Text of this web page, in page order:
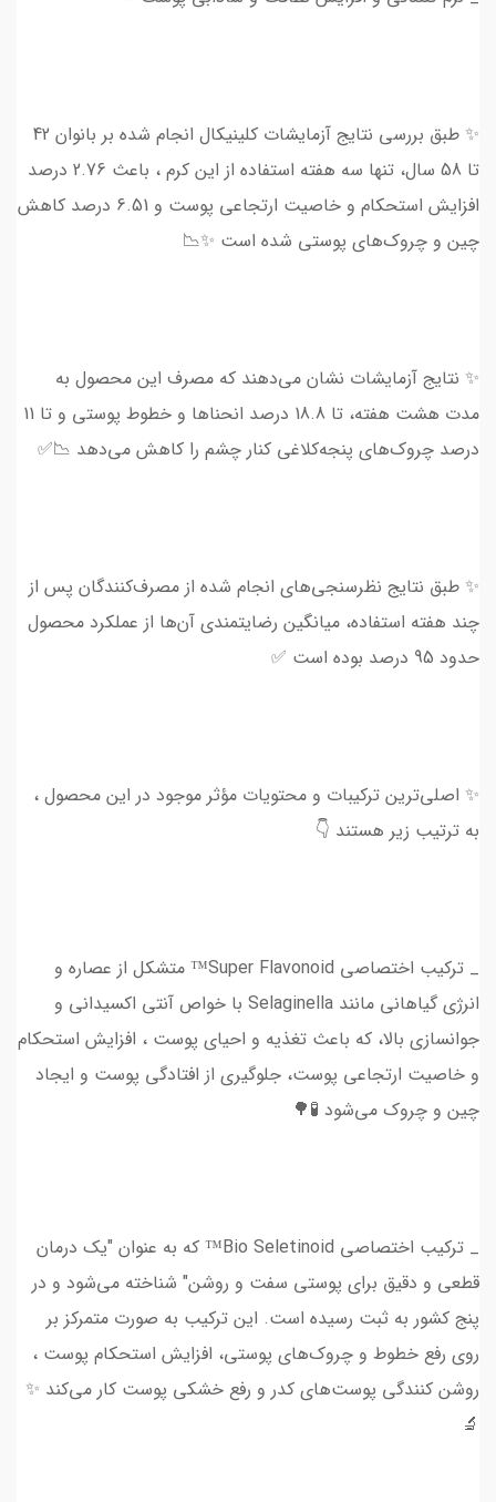
✨ طبق بررسی نتايج آزمایشات کلینیکال انجام شده بر بانوان 42
تا 58 سال، تنها سه هفته استفاده از این کرم ، باعث 2.76 درصد
افزایش استحکام و خاصیت ارتجاعی پوست و 6.51 درصد کاهش
چین و چروک‌های پوستی شده است ✨📉
✨ نتایج آزمايشات نشان‌ می‌دهند که مصرف این محصول به
مدت هشت هفته، تا 18.8 درصد انحنا‌ها و خطوط پوستی و تا 11
درصد چروک‌های پنجه‌کلاغی کنار چشم را کاهش می‌دهد 📉✅
✨ طبق نتایج نظرسنجی‌های انجام شده از مصرف‌کنندگان پس از
چند هفته استفاده، میانگین رضایتمندی آن‌ها از عملکرد محصول
حدود 95 درصد بوده است ✅
✨ اصلی‌ترین ترکیبات و محتویات مؤثر موجود در این محصول ،
به ترتیب زیر هستند 👇
_ ترکیب اختصاصی Super Flavonoid™ متشکل از عصاره و
انرژی گیاهانی مانند Selaginella با خواص آنتی اکسیدانی و
جوانسازی بالا، که باعث تغذیه و احیای پوست ، افزایش استحکام
و خاصیت ارتجاعی پوست، جلوگيری از افتادگی پوست و ایجاد
چین و چروک می‌شود 🧪🌳
_ ترکیب اختصاصی Bio Seletinoid™ که به عنوان "یک درمان
قطعی و دقیق برای پوستی سفت و روشن" شناخته می‌شود و در
پنج کشور به ثبت رسیده است. این ترکیب به صورت متمرکز بر
روی رفع خطوط و چروک‌های پوستی، افزایش استحکام پوست ،
روشن کنندگی پوست‌های کدر و رفع خشکی پوست کار می‌کند ✨
🔬